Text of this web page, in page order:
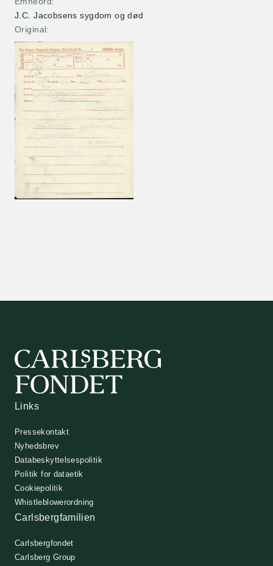
J.C. Jacobsens sygdom og død
Original
Links
Pressekontakt
Nyhedsbrev
Databeskyttelsespolitik
Politik for dataetik
Cookiepolitik
Whistleblowerordning
Carlsbergfamilien
Carlsbergfondet
Carlsberg Group